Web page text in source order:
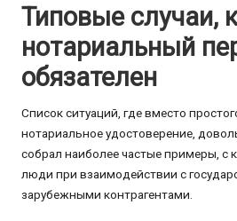
Типовые случаи,
нотариальный
обязателен
Список ситуаций, где вместо
нотариальное удостоверение,
собрал наиболее частые примеры, с
люди при взаимодействии с
зарубежными контрагентами.